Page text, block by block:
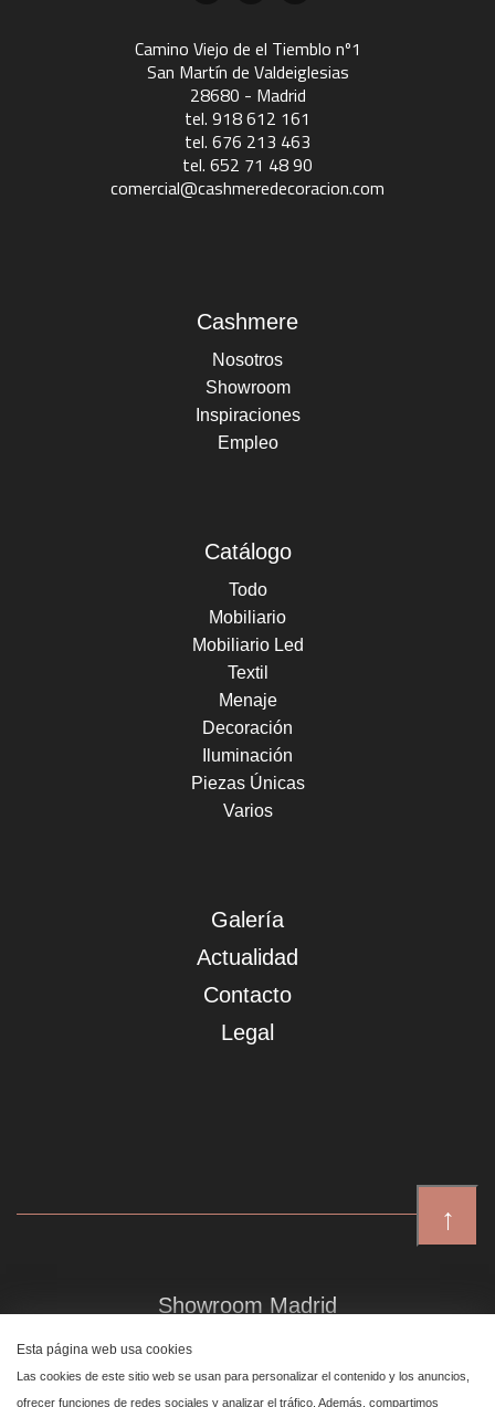
↑
Camino Viejo de el Tiemblo nº1
San Martín de Valdeiglesias
28680 - Madrid
tel. 918 612 161
tel. 676 213 463
tel. 652 71 48 90
comercial@cashmeredecoracion.com
Cashmere
Nosotros
Showroom
Inspiraciones
Empleo
Catálogo
Todo
Mobiliario
Mobiliario Led
Textil
Menaje
Decoración
Iluminación
Piezas Únicas
Varios
Galería
Actualidad
Contacto
Legal
Showroom Madrid
Plaza de Canalejas 6, 4 izq
Centro, 28014 Madrid
Esta página web usa cookies
Las cookies de este sitio web se usan para personalizar el contenido y los anuncios,
ofrecer funciones de redes sociales y analizar el tráfico. Además, compartimos